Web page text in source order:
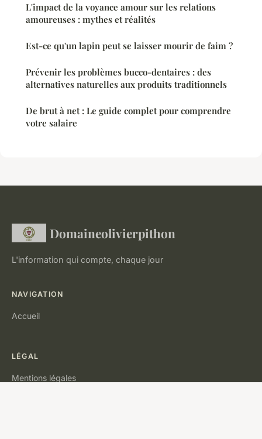
L'impact de la voyance amour sur les relations
amoureuses : mythes et réalités
Est-ce qu'un lapin peut se laisser mourir de faim ?
Prévenir les problèmes bucco-dentaires : des
alternatives naturelles aux produits traditionnels
De brut à net : Le guide complet pour comprendre
votre salaire
Domaineolivierpithon
L'information qui compte, chaque jour
NAVIGATION
Accueil
LÉGAL
Mentions légales